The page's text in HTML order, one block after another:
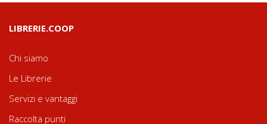
LIBRERIE.COOP
Chi siamo
Le Librerie
Servizi e vantaggi
Raccolta punti